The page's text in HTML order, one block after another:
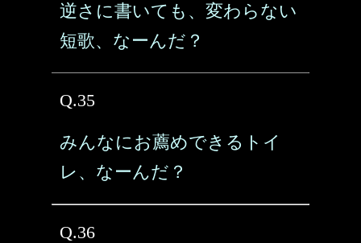
逆さに書いても、変わらない
短歌、なーんだ？
Q.35
みんなにお薦めできるトイ
レ、なーんだ？
Q.36